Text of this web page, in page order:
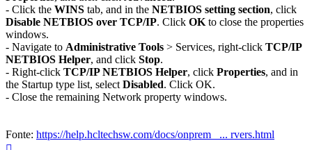
- Click the WINS tab, and in the NETBIOS setting section, click
Disable NETBIOS over TCP/IP. Click OK to close the properties
windows.
- Navigate to Administrative Tools > Services, right-click TCP/IP
NETBIOS Helper, and click Stop.
- Right-click TCP/IP NETBIOS Helper, click Properties, and in
the Startup type list, select Disabled. Click OK.
- Close the remaining Network property windows.
Fonte: https://help.hcltechsw.com/docs/onprem_ ... rvers.html